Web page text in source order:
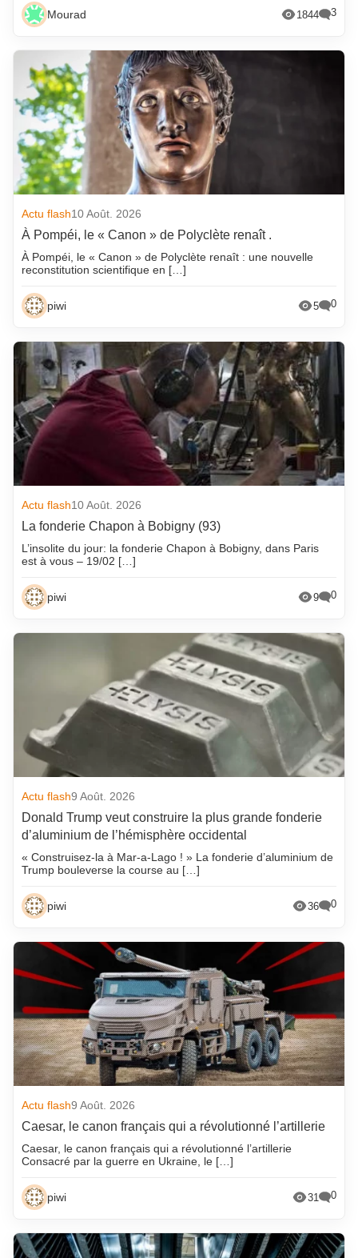
Mourad 1844 3
Actu flash10 Août. 2026
À Pompéi, le « Canon » de Polyclète renaît .
À Pompéi, le « Canon » de Polyclète renaît : une nouvelle
reconstitution scientifique en […]
piwi 5 0
Actu flash10 Août. 2026
La fonderie Chapon à Bobigny (93)
L’insolite du jour: la fonderie Chapon à Bobigny, dans Paris
est à vous – 19/02 […]
piwi 9 0
Actu flash9 Août. 2026
Donald Trump veut construire la plus grande fonderie
d’aluminium de l’hémisphère occidental
« Construisez-la à Mar-a-Lago ! » La fonderie d’aluminium de
Trump bouleverse la course au […]
piwi 36 0
Actu flash9 Août. 2026
Caesar, le canon français qui a révolutionné l’artillerie
Caesar, le canon français qui a révolutionné l’artillerie
Consacré par la guerre en Ukraine, le […]
piwi 31 0